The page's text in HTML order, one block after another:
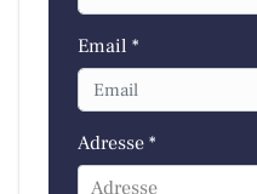
Email *
Adresse *
Adresse